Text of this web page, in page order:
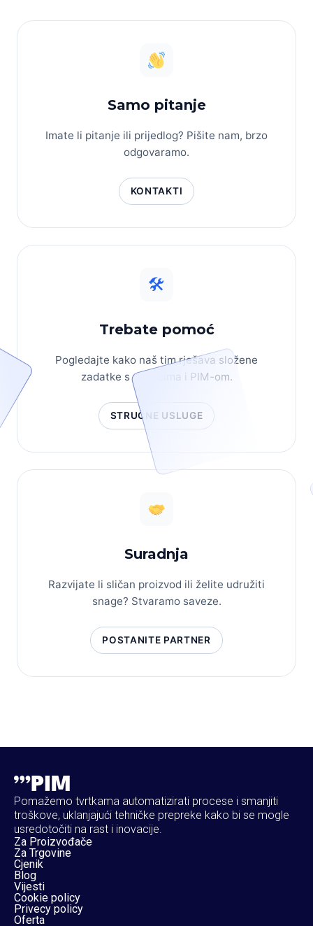
Samo pitanje
Imate li pitanje ili prijedlog? Pišite nam, brzo
odgovaramo.
KONTAKTI
🛠
Trebate pomoć
Pogledajte kako naš tim rješava složene
zadatke s podacima i PIM-om.
STRUČNE USLUGE
Suradnja
Razvijate li sličan proizvod ili želite udružiti
snage? Stvaramo saveze.
POSTANITE PARTNER
Pomažemo tvrtkama automatizirati procese i smanjiti
troškove, uklanjajući tehničke prepreke kako bi se mogle
usredotočiti na rast i inovacije.
Za Proizvođače
Za Trgovine
Cjenik
Blog
Vijesti
Cookie policy
Privecy policy
Oferta